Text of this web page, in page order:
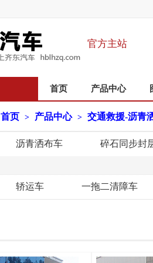
官方主站
首页 产品中心
首页 > 产品中心 > 交通救援-沥青
沥青洒布车 碎石同步封
轿运车 一拖二清障车